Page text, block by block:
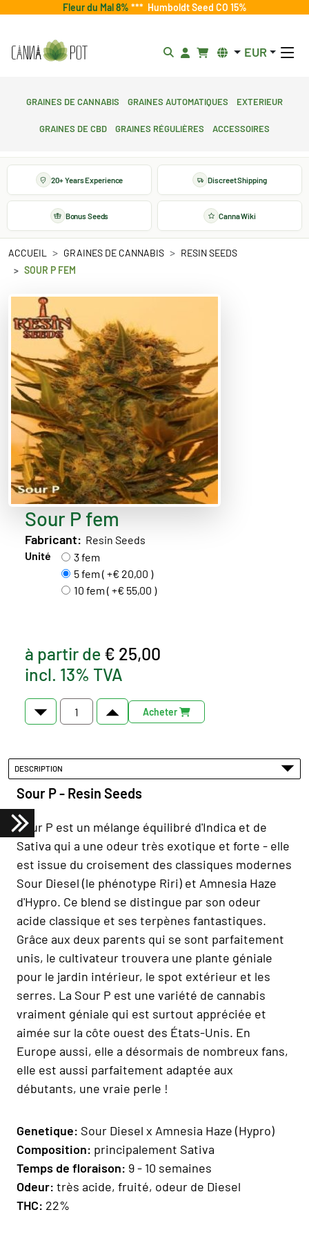
Fleur du Mal 8% *** Humboldt Seed CO 15%
EUR
Graines de cannabis Graines automatiques
Exterieur
Graines de CBD Graines régulières Accessoires
20+ Years Experience Discreet Shipping
Bonus Seeds Canna Wiki
ACCUEIL GRAINES DE CANNABIS
RESIN SEEDS
SOUR P FEM
Sour P fem
Fabricant: Resin Seeds
Unité
3 fem
5 fem ( +€ 20,00 )
10 fem ( +€ 55,00 )
à partir de € 25,00
incl. 13% TVA
Acheter
DESCRIPTION
Sour P - Resin Seeds
Sour P est un mélange équilibré d'Indica et de
Sativa qui a une odeur très exotique et forte - elle
est issue du croisement des classiques modernes
Sour Diesel (le phénotype Riri) et Amnesia Haze
d'Hypro. Ce blend se distingue par son odeur
acide classique et ses terpènes fantastiques.
Grâce aux deux parents qui se sont parfaitement
unis, le cultivateur trouvera une plante géniale
pour le jardin intérieur, le spot extérieur et les
serres. La Sour P est une variété de cannabis
vraiment géniale qui est surtout appréciée et
aimée sur la côte ouest des États-Unis. En
Europe aussi, elle a désormais de nombreux fans,
elle est aussi parfaitement adaptée aux
débutants, une vraie perle !
Genetique: Sour Diesel x Amnesia Haze (Hypro)
Composition: principalement Sativa
Temps de floraison: 9 - 10 semaines
Odeur: très acide, fruité, odeur de Diesel
THC: 22%